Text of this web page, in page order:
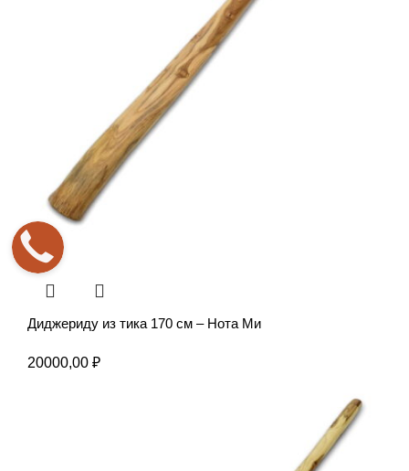
Диджериду из тика 170 см – Нота Ми
20000,00 ₽